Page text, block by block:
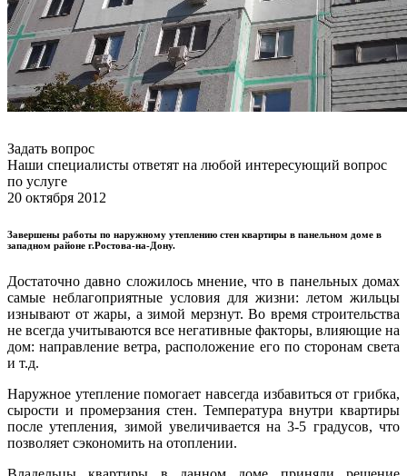
Задать вопрос
Наши специалисты ответят на любой интересующий вопрос
по услуге
20 октября 2012
Завершены работы по наружному утеплению стен квартиры в панельном доме в
западном районе г.Ростова-на-Дону.
Достаточно давно сложилось мнение, что в панельных домах
самые неблагоприятные условия для жизни: летом жильцы
изнывают от жары, а зимой мерзнут. Во время строительства
не всегда учитываются все негативные факторы, влияющие на
дом: направление ветра, расположение его по сторонам света
и т.д.
Наружное утепление помогает навсегда избавиться от грибка,
сырости и промерзания стен. Температура внутри квартиры
после утепления, зимой увеличивается на 3-5 градусов, что
позволяет сэкономить на отоплении.